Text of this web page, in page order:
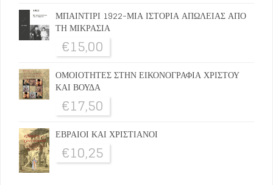
ΜΠΑΙΝΤΙΡΙ 1922-ΜΙΑ ΙΣΤΟΡΙΑ ΑΠΩΛΕΙΑΣ ΑΠΟ
ΤΗ ΜΙΚΡΑΣΙΑ
€15,00
ΟΜΟΙΟΤΗΤΕΣ ΣΤΗΝ ΕΙΚΟΝΟΓΡΑΦΙΑ ΧΡΙΣΤΟΥ
ΚΑΙ ΒΟΥΔΑ
€17,50
ΕΒΡΑΙΟΙ ΚΑΙ ΧΡΙΣΤΙΑΝΟΙ
€10,25